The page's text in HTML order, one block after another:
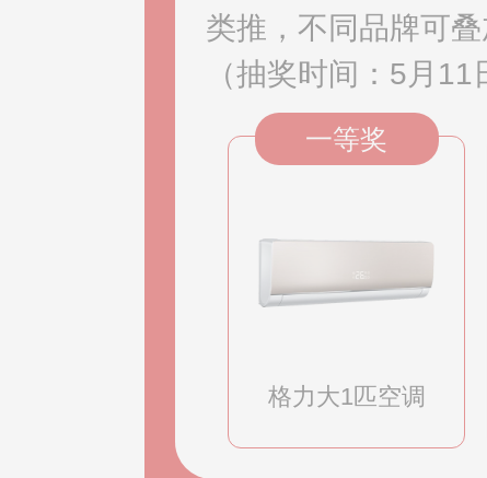
类推，不同品牌可叠
（抽奖时间：5月11
一等奖
格力大1匹空调